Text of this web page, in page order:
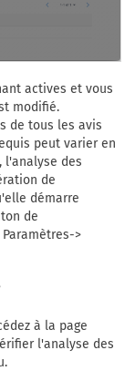
actives et vous
modifié.
de tous les avis
peut varier en
l'analyse des
de
démarre
de
>
à la page
l'analyse des